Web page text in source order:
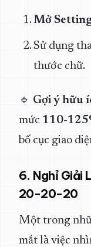
Mở
Sử dụng
thước chữ.
🔹 Gợi ý hữu
mức 110-
bố cục giao
6. Nghỉ Giải
20-20-20
Một trong
mắt là việc